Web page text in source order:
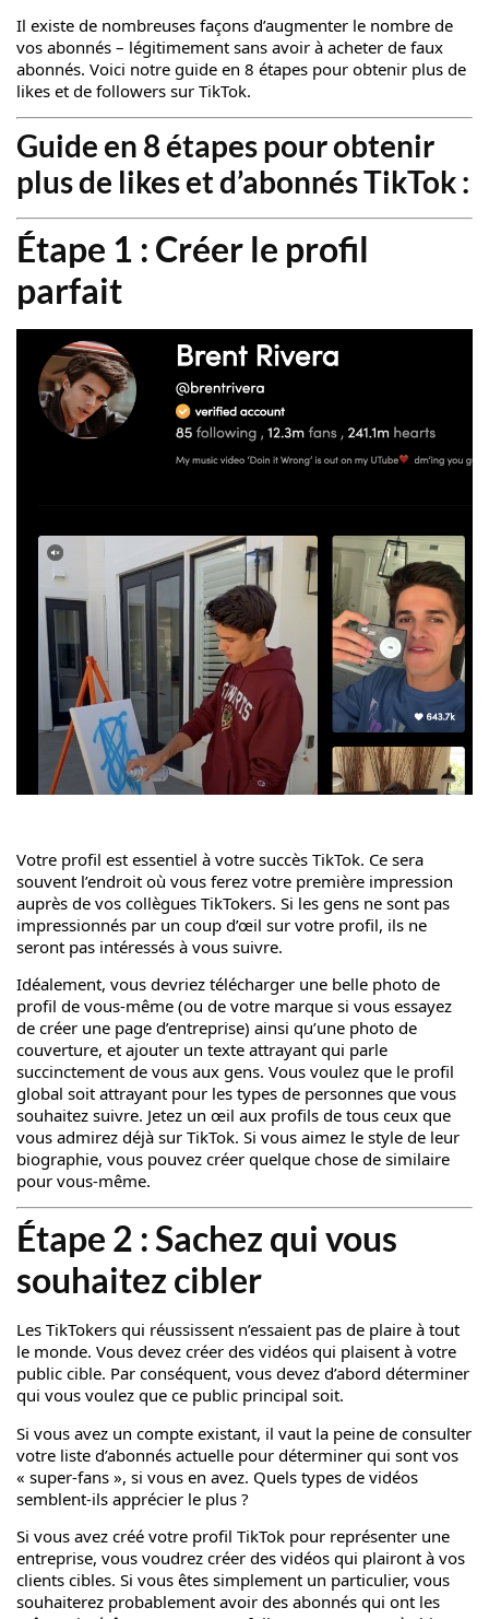
Il existe de nombreuses façons d’augmenter le nombre de
vos abonnés – légitimement sans avoir à acheter de faux
abonnés. Voici notre guide en 8 étapes pour obtenir plus de
likes et de followers sur TikTok.
Guide en 8 étapes pour obtenir
plus de likes et d’abonnés TikTok :
Étape 1 : Créer le profil
parfait
Votre profil est essentiel à votre succès TikTok. Ce sera
souvent l’endroit où vous ferez votre première impression
auprès de vos collègues TikTokers. Si les gens ne sont pas
impressionnés par un coup d’œil sur votre profil, ils ne
seront pas intéressés à vous suivre.
Idéalement, vous devriez télécharger une belle photo de
profil de vous-même (ou de votre marque si vous essayez
de créer une page d’entreprise) ainsi qu’une photo de
couverture, et ajouter un texte attrayant qui parle
succinctement de vous aux gens. Vous voulez que le profil
global soit attrayant pour les types de personnes que vous
souhaitez suivre. Jetez un œil aux profils de tous ceux que
vous admirez déjà sur TikTok. Si vous aimez le style de leur
biographie, vous pouvez créer quelque chose de similaire
pour vous-même.
Étape 2 : Sachez qui vous
souhaitez cibler
Les TikTokers qui réussissent n’essaient pas de plaire à tout
le monde. Vous devez créer des vidéos qui plaisent à votre
public cible. Par conséquent, vous devez d’abord déterminer
qui vous voulez que ce public principal soit.
Si vous avez un compte existant, il vaut la peine de consulter
votre liste d’abonnés actuelle pour déterminer qui sont vos
« super-fans », si vous en avez. Quels types de vidéos
semblent-ils apprécier le plus ?
Si vous avez créé votre profil TikTok pour représenter une
entreprise, vous voudrez créer des vidéos qui plairont à vos
clients cibles. Si vous êtes simplement un particulier, vous
souhaiterez probablement avoir des abonnés qui ont les